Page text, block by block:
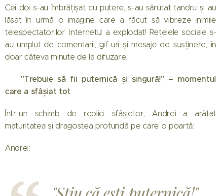
Cei doi s-au îmbrățișat cu putere, s-au sărutat tandru și au
lăsat în urmă o imagine care a făcut să vibreze inimile
telespectatorilor. Internetul a explodat! Rețelele sociale s-
au umplut de comentarii, gif-uri și mesaje de susținere, în
doar câteva minute de la difuzare.
💔 "Trebuie să fii puternică și singură!" – momentul
care a sfâșiat tot
Într-un schimb de replici sfâșietor, Andrei a arătat
maturitatea și dragostea profundă pe care o poartă:
Andrei: